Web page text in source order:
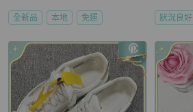
全新品 本地 免運 狀況良好